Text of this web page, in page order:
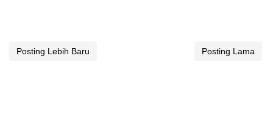
Posting Lebih Baru Posting Lama